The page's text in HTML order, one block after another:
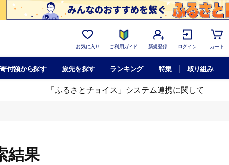
お気に入り ご利用ガイド 新規登録 ログイン カート
寄付額から探す 旅先を探す ランキング 特集 取り組み
「ふるさとチョイス」システム連携に関して
結果